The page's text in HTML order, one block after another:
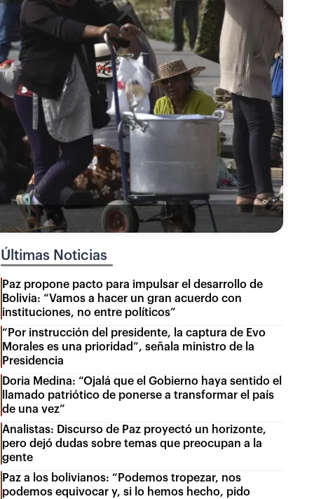
Últimas Noticias
Paz propone pacto para impulsar el desarrollo de
Bolivia: “Vamos a hacer un gran acuerdo con
instituciones, no entre políticos”
“Por instrucción del presidente, la captura de Evo
Morales es una prioridad”, señala ministro de la
Presidencia
Doria Medina: “Ojalá que el Gobierno haya sentido el
llamado patriótico de ponerse a transformar el país
de una vez”
Analistas: Discurso de Paz proyectó un horizonte,
pero dejó dudas sobre temas que preocupan a la
gente
Paz a los bolivianos: “Podemos tropezar, nos
podemos equivocar y, si lo hemos hecho, pido